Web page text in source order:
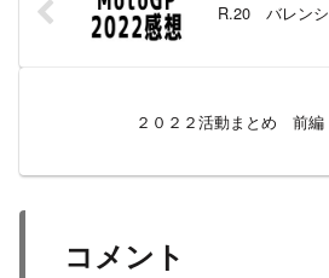
R.20 バレン
２０２２活動まとめ 前編
コメント